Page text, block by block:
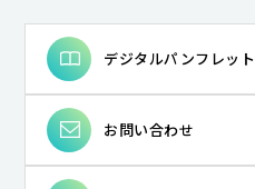
デジタルパンフレット
お問い合わせ